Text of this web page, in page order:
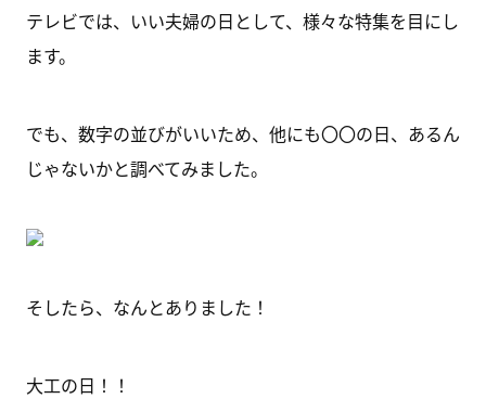
テレビでは、いい夫婦の日として、様々な特集を目にし
ます。
でも、数字の並びがいいため、他にも〇〇の日、あるん
じゃないかと調べてみました。
そしたら、なんとありました！
大工の日！！